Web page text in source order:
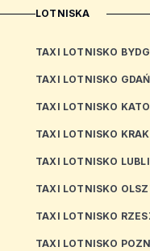
LOTNISKA
TAXI LOTNISKO
TAXI LOTNISKO
TAXI LOTNISKO
TAXI LOTNISKO
TAXI LOTNISKO
TAXI LOTNISKO
TAXI LOTNISKO
TAXI LOTNISKO